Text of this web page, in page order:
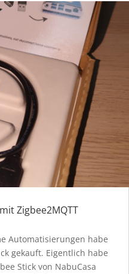
Zigbee2MQTT
Automatisierungen habe
gekauft. Eigentlich habe
Stick von NabuCasa